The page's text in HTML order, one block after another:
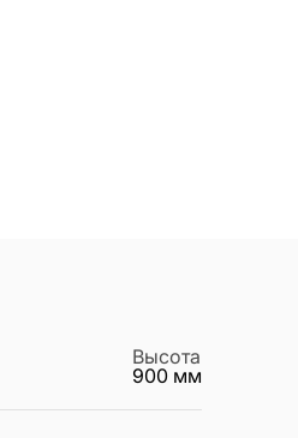
Высота
900 мм